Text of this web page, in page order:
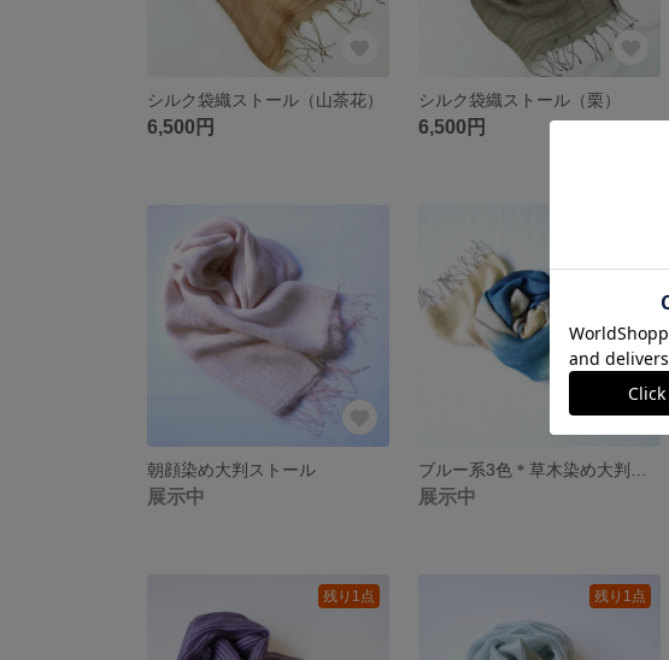
シルク袋織ストール（山茶花）
6,500円
シルク袋織ストール（栗）
6,500円
朝顔染め大判ストール
展示中 展示中
残り1点 残り1点